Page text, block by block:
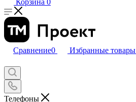
Корзина 0
Сравнение0 Избранные товары
Телефоны